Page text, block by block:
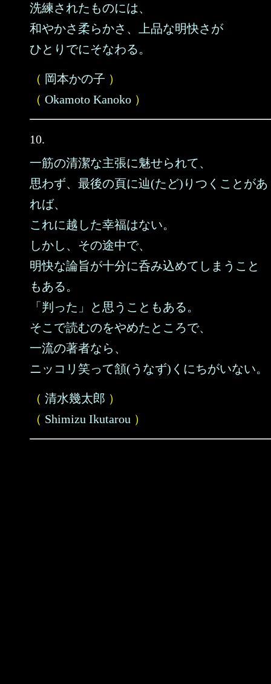
洗練されたものには、
和やかさ柔らかさ、上品な明快さが
ひとりでにそなわる。
（ 岡本かの子 ）
（ Okamoto Kanoko ）
10.
一筋の清潔な主張に魅せられて、
思わず、最後の頁に辿(たど)りつくことがあ
れば、
これに越した幸福はない。
しかし、その途中で、
明快な論旨が十分に呑み込めてしまうこと
もある。
「判った」と思うこともある。
そこで読むのをやめたところで、
一流の著者なら、
ニッコリ笑って頷(うなず)くにちがいない。
（ 清水幾太郎 ）
（ Shimizu Ikutarou ）